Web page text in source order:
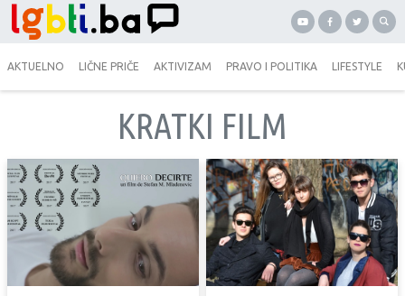
AKTUELNO LIČNE PRIČE AKTIVIZAM PRAVO I POLITIKA LIFESTYLE
KRATKI FILM